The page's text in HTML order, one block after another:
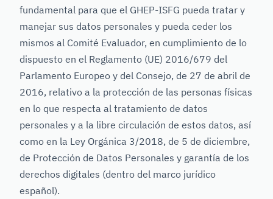
fundamental para que el GHEP-ISFG pueda tratar y
manejar sus datos personales y pueda ceder los
mismos al Comité Evaluador, en cumplimiento de lo
dispuesto en el Reglamento (UE) 2016/679 del
Parlamento Europeo y del Consejo, de 27 de abril de
2016, relativo a la protección de las personas físicas
en lo que respecta al tratamiento de datos
personales y a la libre circulación de estos datos, así
como en la Ley Orgánica 3/2018, de 5 de diciembre,
de Protección de Datos Personales y garantía de los
derechos digitales (dentro del marco jurídico
español).